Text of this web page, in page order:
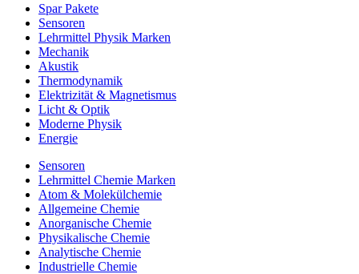
Spar Pakete
Sensoren
Lehrmittel Physik Marken
Mechanik
Akustik
Thermodynamik
Elektrizität & Magnetismus
Licht & Optik
Moderne Physik
Energie
Sensoren
Lehrmittel Chemie Marken
Atom & Molekülchemie
Allgemeine Chemie
Anorganische Chemie
Physikalische Chemie
Analytische Chemie
Industrielle Chemie